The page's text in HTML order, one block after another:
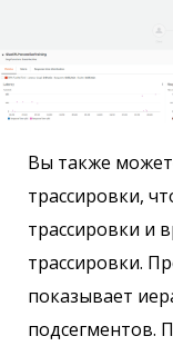
Вы также
трассировки,
трассировки и
трассировки.
показывает
подсегментов.